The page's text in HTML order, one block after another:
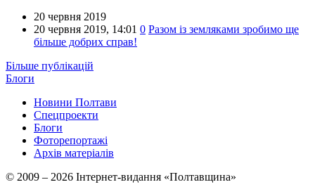
20 червня 2019
20 червня 2019, 14:01 0 Разом із земляками зробимо ще
більше добрих справ!
Більше публікацій
Блоги
Новини Полтави
Спецпроекти
Блоги
Фоторепортажі
Архів матеріалів
© 2009 – 2026 Інтернет-видання «Полтавщина»